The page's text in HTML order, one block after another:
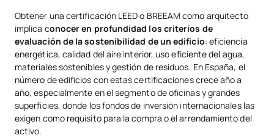
Obtener una certificación LEED o BREEAM como arquitecto
implica conocer en profundidad los criterios de
evaluación de la sostenibilidad de un edificio: eficiencia
energética, calidad del aire interior, uso eficiente del agua,
materiales sostenibles y gestión de residuos. En España, el
número de edificios con estas certificaciones crece año a
año, especialmente en el segmento de oficinas y grandes
superficies, donde los fondos de inversión internacionales las
exigen como requisito para la compra o el arrendamiento del
activo.